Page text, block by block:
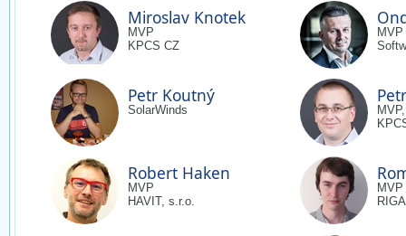
Miroslav Knotek
MVP
KPCS CZ
MVP
Petr Koutný
SolarWinds
Robert Haken
MVP
HAVIT, s.r.o.
MVP